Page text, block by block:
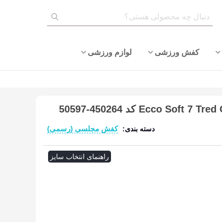
کفش ورزشی لوازم ورزشی
دسته بندی: کفش مجلسی (رسمی)
راهنمای انتخاب سایز